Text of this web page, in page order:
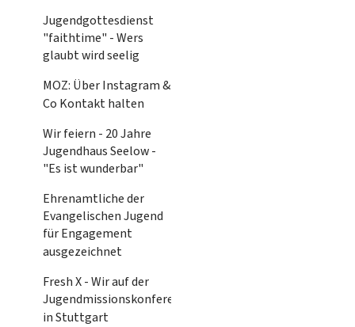
Jugendgottesdienst
"faithtime" - Wers
glaubt wird seelig
MOZ: Über Instagram &
Co Kontakt halten
Wir feiern - 20 Jahre
Jugendhaus Seelow -
"Es ist wunderbar"
Ehrenamtliche der
Evangelischen Jugend
für Engagement
ausgezeichnet
Fresh X - Wir auf der
Jugendmissionskonferenz
in Stuttgart